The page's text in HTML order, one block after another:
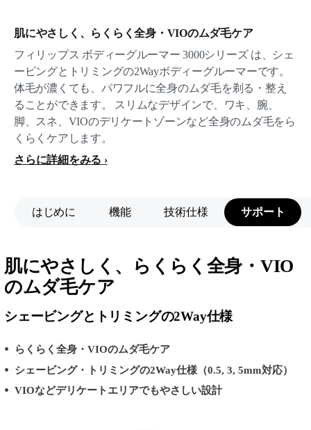
肌にやさしく、らくらく全身・VIOのムダ毛ケア
フィリップス ボディーグルーマー 3000シリーズ は、シェ
ービングとトリミングの2Wayボディーグルーマーです。
体毛が濃くても、パワフルに全身のムダ毛を剃る・整え
ることができます。 スリムなデザインで、ワキ、腕、
脚、スネ、VIOのデリケートゾーンなど全身のムダ毛をら
くらくケアします。
さらに詳細をみる
はじめに 機能 技術仕様 サポート
肌にやさしく、らくらく全身・VIO
のムダ毛ケア
シェービングとトリミングの2Way仕様
らくらく全身・VIOのムダ毛ケア
シェービング・トリミングの2Way仕様（0.5, 3, 5mm対応）
VIOなどデリケートエリアでもやさしい設計